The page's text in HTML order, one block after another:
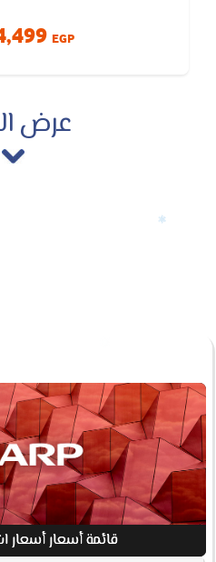
السالبه والموجبه
EGP
عرض
قائمة أسعار أسعار